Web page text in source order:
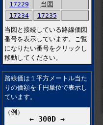
17229
当図
17234
17235
当図と接続している路線価図
番号を表示しています。ご覧
になりたい番号をクリックし
移動してください。
路線価は１平方メートル当た
りの価額を千円単位で表示し
ています。
（例）
← 300D →